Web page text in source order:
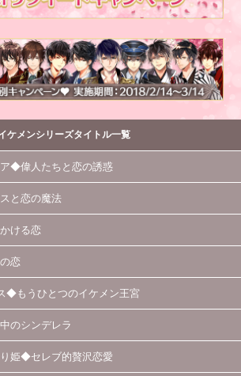
ケメンシリーズタイトル一覧
◆偉人たちと恋の誘惑
と恋の魔法
ける恋
恋
◆もうひとつのイケメン王宮
のシンデレラ
姫◆セレブ的贅沢恋愛